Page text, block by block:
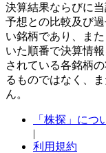
決算結果ならびに
予想との比較及び
い銘柄であり、ま
いた順番で決算情
されている各銘柄
るものではなく、
ん。
「株探」につ
|
利用規約